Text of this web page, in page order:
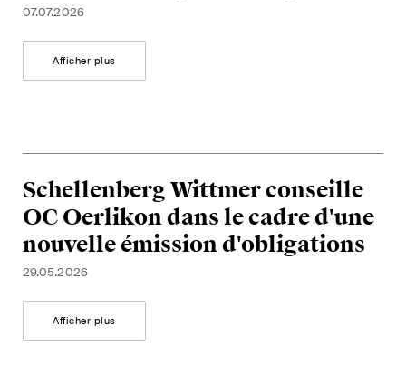
07.07.2026
Afficher plus
Schellenberg Wittmer conseille
OC Oerlikon dans le cadre d'une
nouvelle émission d'obligations
29.05.2026
Afficher plus